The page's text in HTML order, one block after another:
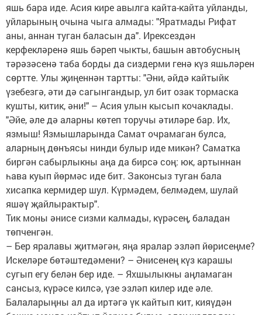
яшь бара иде. Асия кире авылга кайта-кайта уйланды,
уйларының очына чыга алмады: "Яратмады Рифат
аны, аннан туган баласын да". Ирексездән
керфекләренә яшь бәреп чыкты, башын автобусның
тәрәзәсенә таба борды да сиздерми генә күз яшьләрен
сөртте. Улы җиңеннән тартты: "Әни, әйдә кайтыйк
үзебезгә, әти дә сагынгандыр, ул бит озак тормаска
кушты, китик, әни!" – Асия улын кысып кочаклады.
"Әйе, әле дә аларны көтеп торучы әтиләре бар. Их,
язмыш! Язмышларында Самат очрамаган булса,
аларның дөнъясы нинди булыр иде микән? Саматка
биргән сабырлыкны аңа да бирсә соң: юк, артыннан
һава куып йөрмәс иде бит. Законсыз туган бала
хисапка кермидер шул. Күрмәдем, белмәдем, шулай
яшәү җайлырактыр".
Тик моны әнисе сизми калмады, күрәсең, баладан
төпченгән.
– Бер яралавы җитмәгән, яңа яралар эзләп йөрисеңме?
Искеләре бөтәштедәмени? – Әнисенең күз карашы
сугып егу белән бер иде. – Яхшылыкны аңламаган
сансыз, күрәсе килсә, үзе эзләп килер иде әле.
Балаларыңны ал да иртәгә үк кайтып кит, кияүдән